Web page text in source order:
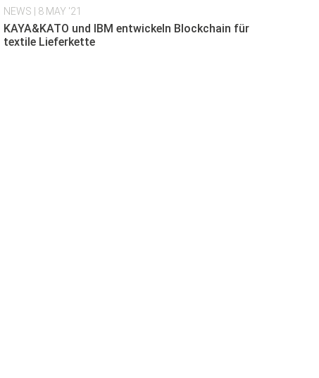
NEWS | 8 MAY '21
KAYA&KATO und IBM entwickeln Blockchain für
textile Lieferkette